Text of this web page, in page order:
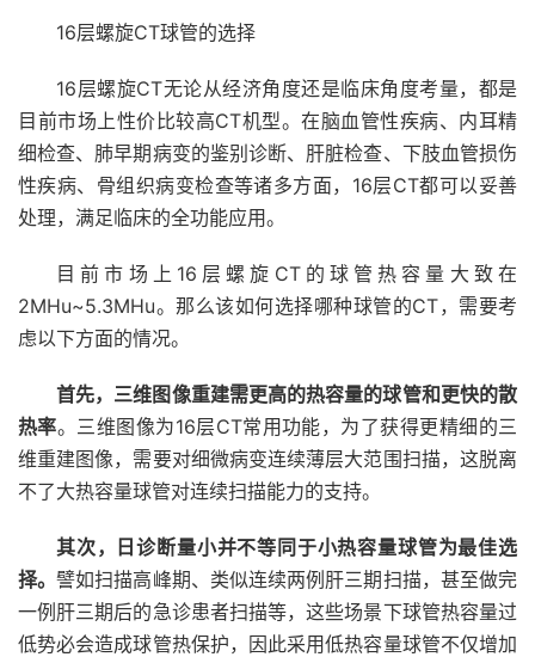
16层螺旋CT球管的选择
16层螺旋CT无论从经济角度还是临床角度考量，都是
目前市场上性价比较高CT机型。在脑血管性疾病、内耳精
细检查、肺早期病变的鉴别诊断、肝脏检查、下肢血管损伤
性疾病、骨组织病变检查等诸多方面，16层CT都可以妥善
处理，满足临床的全功能应用。
目前市场上16层螺旋CT的球管热容量大致在
2MHu~5.3MHu。那么该如何选择哪种球管的CT，需要考
虑以下方面的情况。
首先，三维图像重建需更高的热容量的球管和更快的散
热率。三维图像为16层CT常用功能，为了获得更精细的三
维重建图像，需要对细微病变连续薄层大范围扫描，这脱离
不了大热容量球管对连续扫描能力的支持。
其次，日诊断量小并不等同于小热容量球管为最佳选
择。譬如扫描高峰期、类似连续两例肝三期扫描，甚至做完
一例肝三期后的急诊患者扫描等，这些场景下球管热容量过
低势必会造成球管热保护，因此采用低热容量球管不仅增加